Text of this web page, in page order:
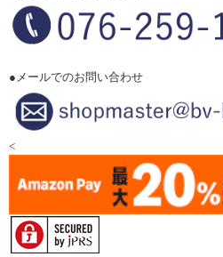
●メールでのお問い合わせ
<